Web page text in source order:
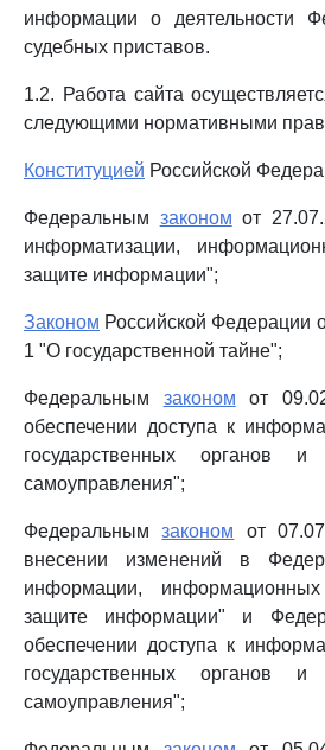
информации о деятельности
судебных приставов.
1.2. Работа сайта
следующими нормативными
Конституцией Российской
Федеральным законом от
информатизации,
защите информации";
Законом Российской Федерации
1 "О государственной тайне";
Федеральным законом от
обеспечении доступа к
государственных органов и
самоуправления";
Федеральнымзаконом от
внесении изменений в
информации,
защите информации" и
обеспечении доступа к
государственных органов и
самоуправления";